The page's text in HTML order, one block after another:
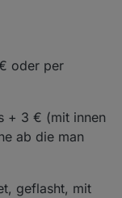
oder per
+ 3 € (mit innen
ab die man
geflasht, mit